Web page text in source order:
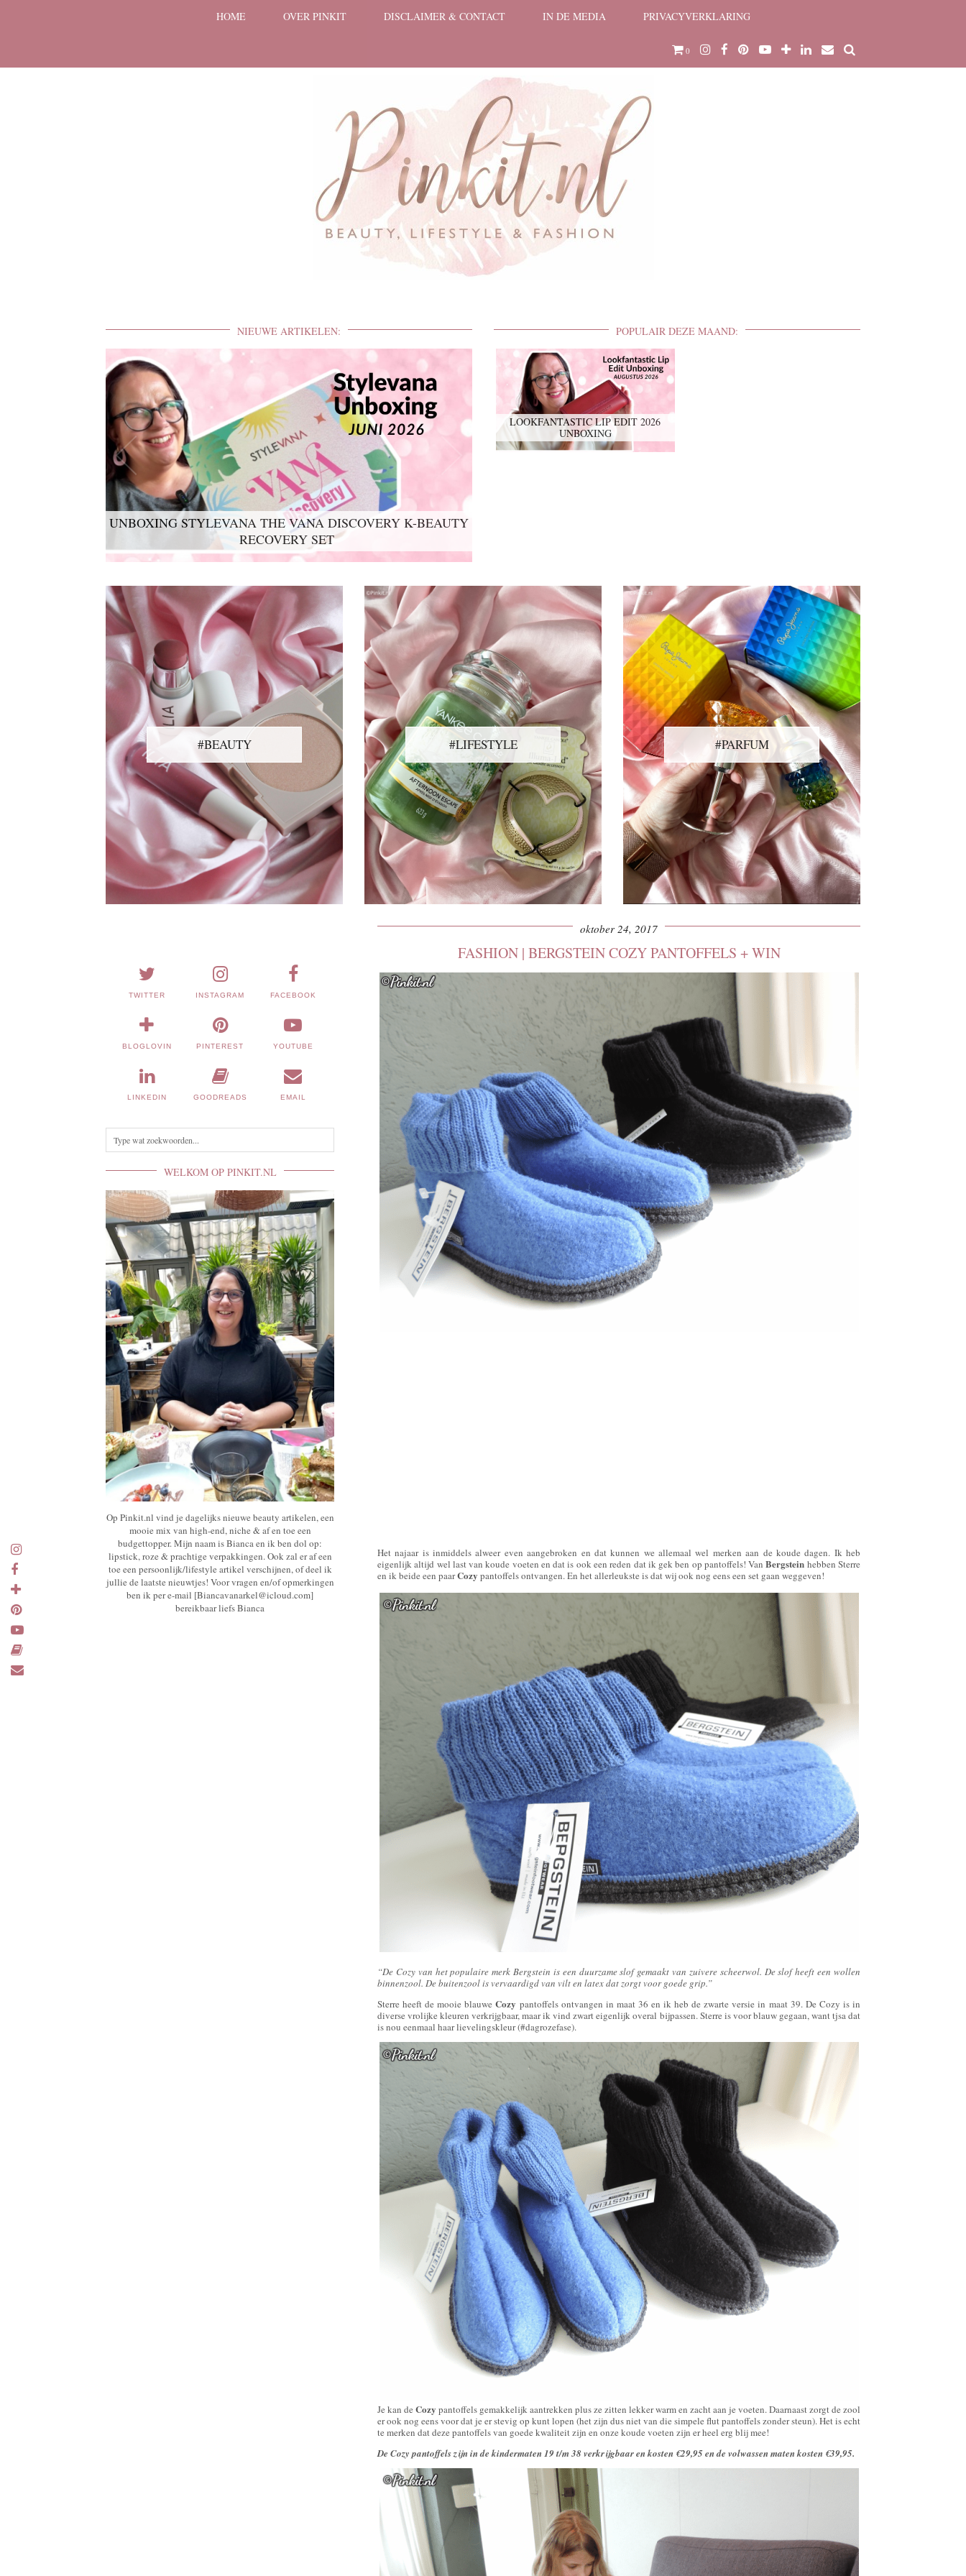
HOME OVER PINKIT DISCLAIMER & CONTACT IN DE MEDIA PRIVACYVERKLARING
0
POPULAIR DEZE MAAND:
LOOKFANTASTIC LIP EDIT 2026
UNBOXING
NIEUWE ARTIKELEN:
UNBOXING STYLEVANA THE VANA DISCOVERY K-BEAUTY
RECOVERY SET
#BEAUTY #LIFESTYLE #PARFUM
oktober 24, 2017
FASHION | BERGSTEIN COZY PANTOFFELS + WIN
Het najaar is inmiddels alweer even aangebroken en dat kunnen we allemaal wel merken aan de koude dagen. Ik heb
eigenlijk altijd wel last van koude voeten en dat is ook een reden dat ik gek ben op pantoffels! VanBergstein hebben Sterre
en ik beide een paarCozy pantoffels ontvangen. En het allerleukste is dat wij ook nog eens een set gaan weggeven!
“De Cozy van het populaire merk Bergstein is een duurzame slof gemaakt van zuivere scheerwol. De slof heeft een wollen
binnenzool. De buitenzool is vervaardigd van vilt en latex dat zorgt voor goede grip.”
Sterre heeft de mooie blauweCozy pantoffels ontvangen in maat 36 en ik heb de zwarte versie in maat 39. De Cozy is in
diverse vrolijke kleuren verkrijgbaar, maar ik vind zwart eigenlijk overal bijpassen. Sterre is voor blauw gegaan, want tjsa dat
is nou eenmaal haar lievelingskleur (#dagrozefase).
Je kan de Cozy pantoffels gemakkelijk aantrekken plus ze zitten lekker warm en zacht aan je voeten. Daarnaast zorgt de zool
er ook nog eens voor dat je er stevig op kunt lopen (het zijn dus niet van die simpele flut pantoffels zonder steun). Het is echt
te merken dat deze pantoffels van goede kwaliteit zijn en onze koude voeten zijn er heel erg blij mee!
De Cozy pantoffels zijn in de kindermaten 19 t/m 38 verkrijgbaar en kosten €29,95 en de volwassen maten kosten €39,95.
TWITTER INSTAGRAM FACEBOOK
BLOGLOVIN PINTEREST YOUTUBE
LINKEDIN GOODREADS EMAIL
WELKOM OP PINKIT.NL
Op Pinkit.nl vind je dagelijks nieuwe beauty artikelen, een
mooie mix van high-end, niche & af en toe een
budgettopper. Mijn naam is Bianca en ik ben dol op:
lipstick, roze & prachtige verpakkingen. Ook zal er af een
toe een persoonlijk/lifestyle artikel verschijnen, of deel ik
jullie de laatste nieuwtjes! Voor vragen en/of opmerkingen
ben ik per e-mail [Biancavanarkel@icloud.com]
bereikbaar liefs Bianca